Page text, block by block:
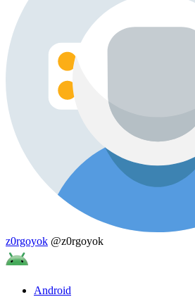
z0rgoyok @z0rgoyok
Android